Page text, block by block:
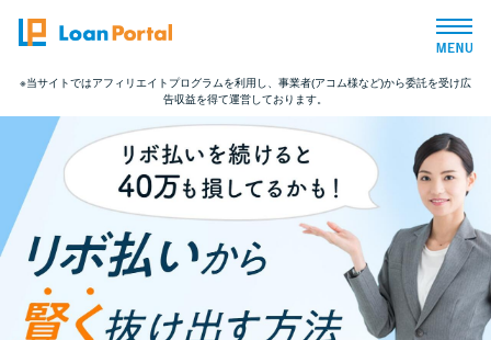
トップページ
おすすめコンテンツ
総合人気ランキング
とにかくすぐ借りたい方向け
※当サイトではアフィリエイトプログラムを利用し、事業者(アコム様など)から委託を受け広
告収益を得て運営しております。